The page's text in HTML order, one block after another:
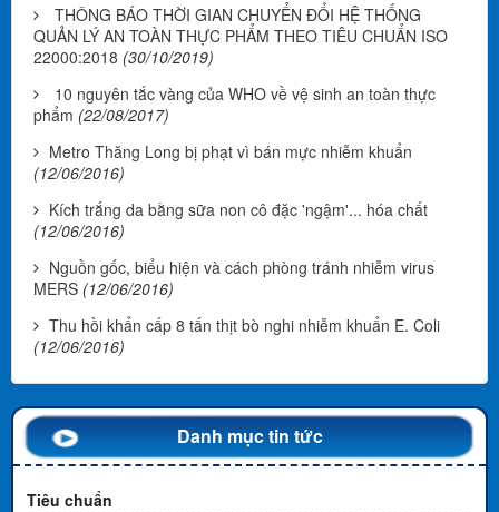
THÔNG BÁO THỜI GIAN CHUYỂN ĐỔI HỆ THỐNG
QUẢN LÝ AN TOÀN THỰC PHẨM THEO TIÊU CHUẨN ISO
22000:2018 (30/10/2019)
10 nguyên tắc vàng của WHO về vệ sinh an toàn thực
phẩm (22/08/2017)
Metro Thăng Long bị phạt vì bán mực nhiễm khuẩn
(12/06/2016)
Kích trắng da bằng sữa non cô đặc 'ngậm'... hóa chất
(12/06/2016)
Nguồn gốc, biểu hiện và cách phòng tránh nhiễm virus
MERS (12/06/2016)
Thu hồi khẩn cấp 8 tấn thịt bò nghi nhiễm khuẩn E. Coli
(12/06/2016)
Danh mục tin tức
Tiêu chuẩn